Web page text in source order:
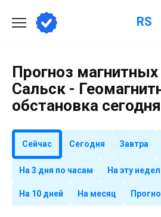
содержанию
RS
Прогноз магнитных
Сальск -
обстановка сегодня
Сейчас Сегодня Завтра
На 3 дня по часам На эту
На 10 дней На месяц